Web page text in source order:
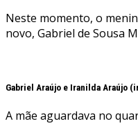
Neste momento, o
novo, Gabriel de Sousa
Gabriel Araújo e Iranilda Araújo
A mãe aguardava no